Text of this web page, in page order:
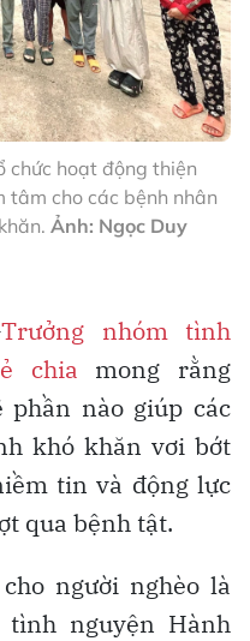
chức hoạt động thiện
tâm cho các bệnh nhân
Ảnh: Ngọc Duy
Trưởng nhóm tình
chia mong rằng
phần nào giúp các
khó khăn vơi bớt
tin và động lực
qua bệnh tật.
người nghèo là
nguyện Hành